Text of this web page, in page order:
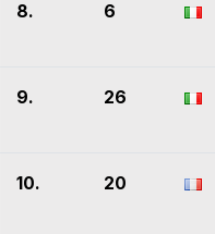
8. 6
9. 26
10. 20